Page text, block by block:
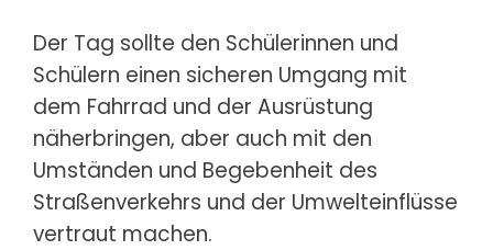
Der Tag sollte den Schülerinnen und
Schülern einen sicheren Umgang mit
dem Fahrrad und der Ausrüstung
näherbringen, aber auch mit den
Umständen und Begebenheit des
Straßenverkehrs und der Umwelteinflüsse
vertraut machen.